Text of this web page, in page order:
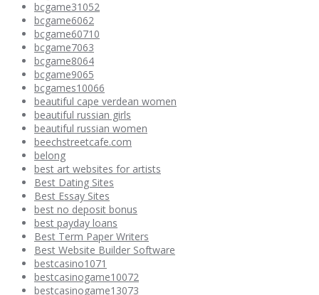
bcgame31052
bcgame6062
bcgame60710
bcgame7063
bcgame8064
bcgame9065
bcgames10066
beautiful cape verdean women
beautiful russian girls
beautiful russian women
beechstreetcafe.com
belong
best art websites for artists
Best Dating Sites
Best Essay Sites
best no deposit bonus
best payday loans
Best Term Paper Writers
Best Website Builder Software
bestcasino1071
bestcasinogame10072
bestcasinogame13073